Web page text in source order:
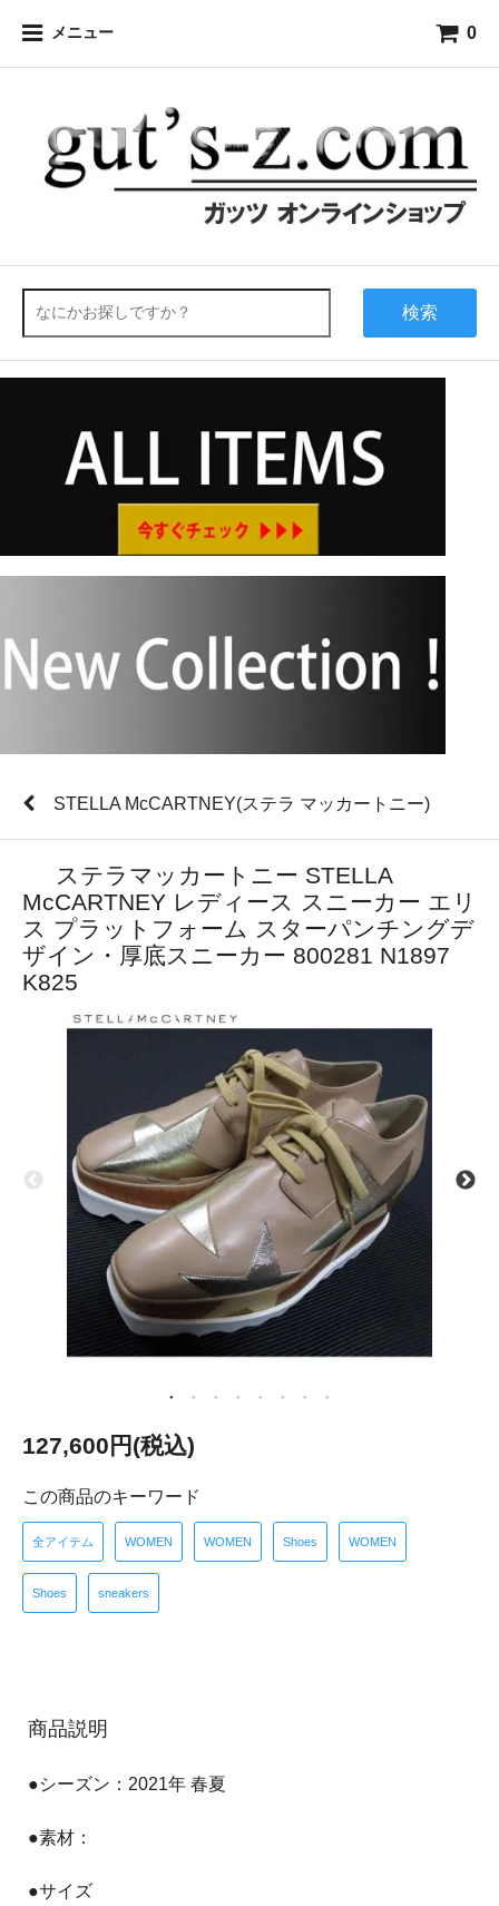
メニュー 0
検索
STELLA McCARTNEY(ステラ マッカートニー)
ステラマッカートニー STELLA
McCARTNEY レディース スニーカー エリ
ス プラットフォーム スターパンチングデ
ザイン・厚底スニーカー 800281 N1897
K825
127,600円(税込)
この商品のキーワード
全アイテム WOMEN WOMEN Shoes WOMEN
Shoes sneakers
商品説明
●シーズン：2021年 春夏
●素材：
●サイズ